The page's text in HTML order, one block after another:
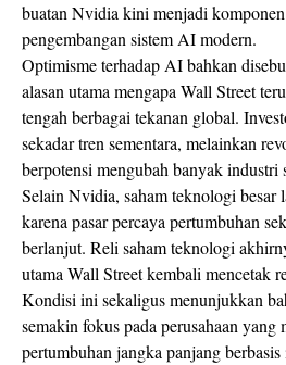
buatan Nvidia kini menjadi
pengembangan sistem AI modern.
Optimisme terhadap AI bahkan
alasan utama mengapa Wall Street
tengah berbagai tekanan global.
sekadar tren sementara, melainkan
berpotensi mengubah banyak industri
Selain Nvidia, saham teknologi besar
karena pasar percaya pertumbuhan
berlanjut. Reli saham teknologi
utama Wall Street kembali mencetak
Kondisi ini sekaligus menunjukkan
semakin fokus pada perusahaan
pertumbuhan jangka panjang